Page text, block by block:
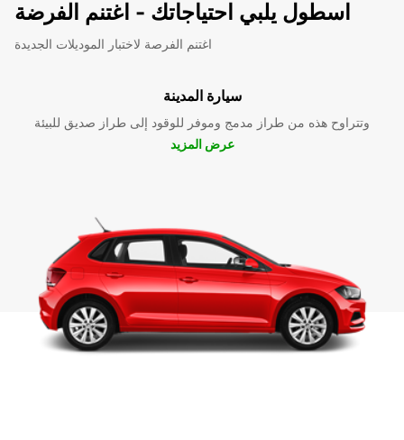
اسطول يلبي احتياجاتك - اغتنم الفرضة
اغتنم الفرصة لاختبار الموديلات الجديدة
سيارة المدينة
وتتراوح هذه من طراز مدمج وموفر للوقود إلى طراز صديق للبيئة
عرض المزيد